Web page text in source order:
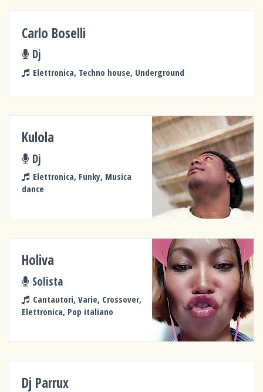
Carlo Boselli
Dj
Elettronica, Techno house, Underground
Kulola
Dj
Elettronica, Funky, Musica
dance
Holiva
Solista
Cantautori, Varie, Crossover,
Elettronica, Pop italiano
Dj Parrux